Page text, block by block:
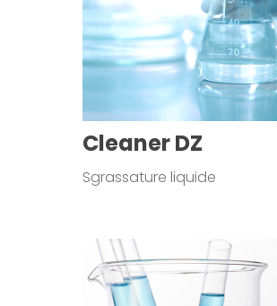
Cleaner DZ
Sgrassature liquide